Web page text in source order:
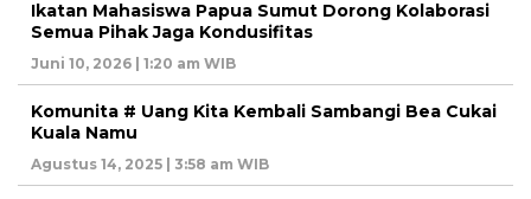
Ikatan Mahasiswa Papua Sumut Dorong Kolaborasi
Semua Pihak Jaga Kondusifitas
Juni 10, 2026 | 1:20 am WIB
Komunita # Uang Kita Kembali Sambangi Bea Cukai
Kuala Namu
Agustus 14, 2025 | 3:58 am WIB